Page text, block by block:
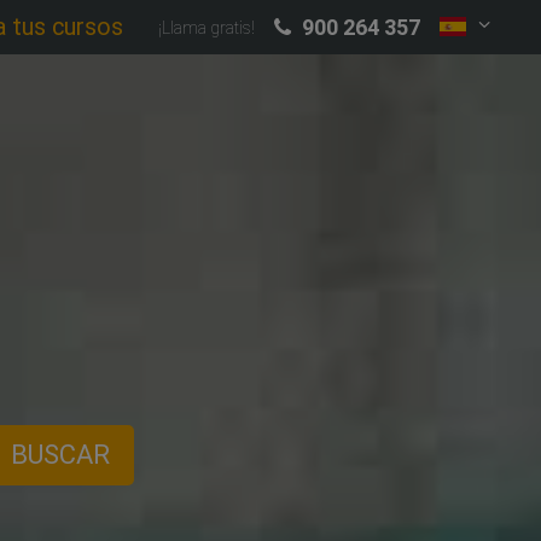
tus cursos ¡Llama gratis! 900 264 357
BUSCAR